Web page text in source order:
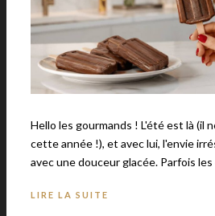
Hello les gourmands ! L'été est là (il
cette année !), et avec lui, l'envie
avec une douceur glacée. Parfois
LIRE LA SUITE